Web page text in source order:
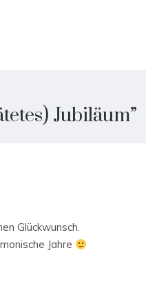
Jubiläum”
Glückwunsch.
Jahre